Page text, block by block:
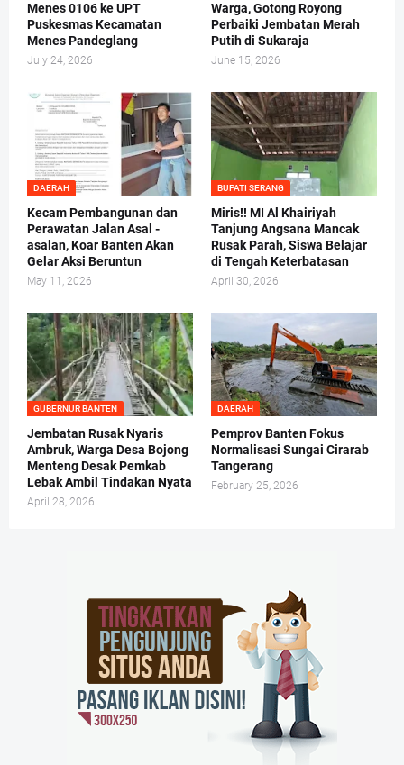
Menes 0106 ke UPT
Puskesmas Kecamatan
Menes Pandeglang
July 24, 2026
Warga, Gotong Royong
Perbaiki Jembatan Merah
Putih di Sukaraja
June 15, 2026
DAERAH
Kecam Pembangunan dan
Perawatan Jalan Asal -
asalan, Koar Banten Akan
Gelar Aksi Beruntun
May 11, 2026
BUPATI SERANG
Miris!! MI Al Khairiyah
Tanjung Angsana Mancak
Rusak Parah, Siswa Belajar
di Tengah Keterbatasan
April 30, 2026
GUBERNUR BANTEN
Jembatan Rusak Nyaris
Ambruk, Warga Desa Bojong
Menteng Desak Pemkab
Lebak Ambil Tindakan Nyata
April 28, 2026
DAERAH
Pemprov Banten Fokus
Normalisasi Sungai Cirarab
Tangerang
February 25, 2026